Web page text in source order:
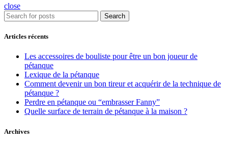
close
Search
Articles récents
Les accessoires de bouliste pour être un bon joueur de
pétanque
Lexique de la pétanque
Comment devenir un bon tireur et acquérir de la technique de
pétanque ?
Perdre en pétanque ou “embrasser Fanny”
Quelle surface de terrain de pétanque à la maison ?
Archives